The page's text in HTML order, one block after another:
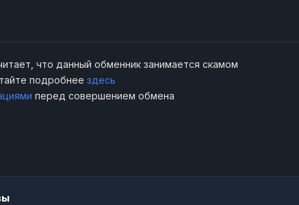
что данный обменник занимается скамом
подробнее здесь
перед совершением обмена